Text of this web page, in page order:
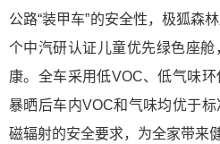
公路“装甲车”的安全性，极狐森
个中汽研认证儿童优先绿色座
康。全车采用低VOC、低气味
暴晒后车内VOC和气味均优于
磁辐射的安全要求，为全家带来